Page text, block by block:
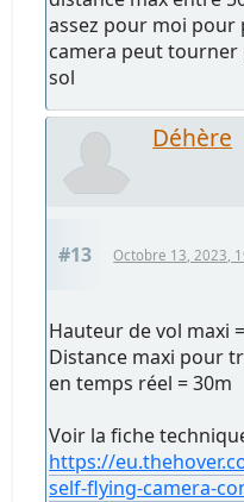
assez pour moi pour
camera peut
sol
Déhère
#13 Octobre 13, 2023,
Hauteur de vol maxi
Distance maxi pour
en temps réel = 30m
Voir la fiche
https://
self-flying-camera-